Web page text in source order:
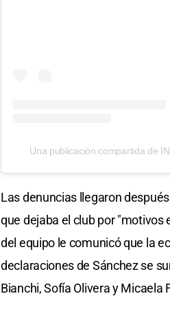
Una publicación compartida de
Las denuncias llegaron
que dejaba el club por
del equipo le comunicó que la
declaraciones de Sánchez se
Bianchi, Sofía Olivera y Micaela